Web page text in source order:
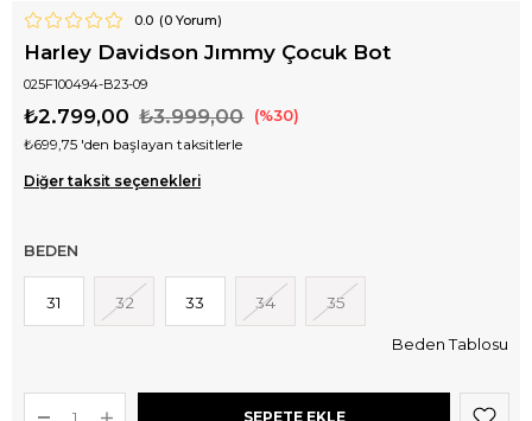
0.0 (0Yorum)
Harley Davidson Jımmy Çocuk Bot
025F100494-B23-09
₺3.999,00
₺2.799,00 30
₺699,75 'den başlayan taksitlerle
Diğer taksit seçenekleri
BEDEN
31 32 33 34 35
Beden Tablosu